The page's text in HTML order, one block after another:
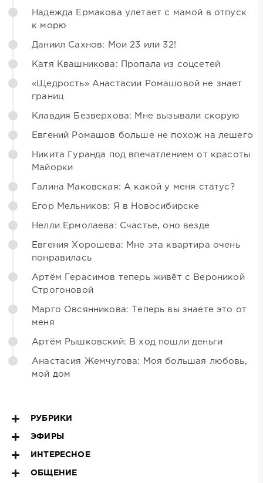
Надежда Ермакова улетает с мамой в отпуск
к морю
Даниил Сахнов: Мои 23 или 32!
Катя Квашникова: Пропала из соцсетей
«Щедрость» Анастасии Ромашовой не знает
границ
Клавдия Безверхова: Мне вызывали скорую
Евгений Ромашов больше не похож на лешего
Никита Гуранда под впечатлением от красоты
Майорки
Галина Маковская: А какой у меня статус?
Егор Мельников: Я в Новосибирске
Нелли Ермолаева: Счастье, оно везде
Евгения Хорошева: Мне эта квартира очень
понравилась
Артём Герасимов теперь живёт с Вероникой
Строгоновой
Марго Овсянникова: Теперь вы знаете это от
меня
Артём Рышковский: В ход пошли деньги
Анастасия Жемчугова: Моя большая любовь,
мой дом
РУБРИКИ
ЭФИРЫ
ИНТЕРЕСНОЕ
ОБЩЕНИЕ